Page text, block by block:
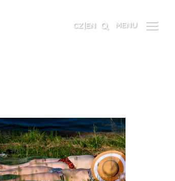
CZ EN MENU